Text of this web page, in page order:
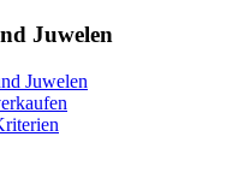
Juwelen
Juwelen